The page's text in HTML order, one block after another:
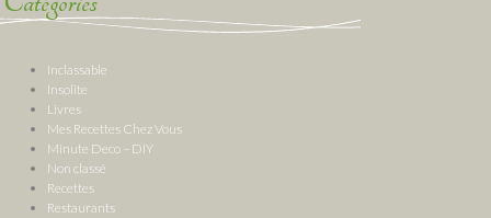
Inclassable
Insolite
Livres
Mes Recettes Chez Vous
Minute Deco – DIY
Non classé
Recettes
Restaurants